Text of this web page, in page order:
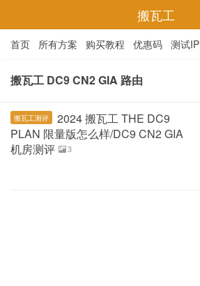
搬瓦工
首页 所有方案 购买教程 优惠码 测试IP
搬瓦工 DC9 CN2 GIA 路由
搬瓦工测评
2024 搬瓦工 THE DC9
PLAN 限量版怎么样/DC9 CN2 GIA
机房测评
3